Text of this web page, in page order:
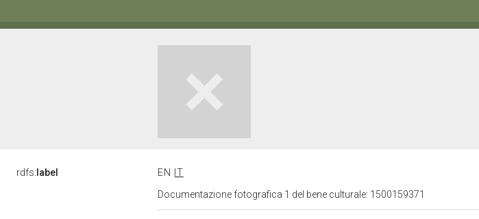
rdfs: label EN
IT
Documentazione fotografica 1 del bene culturale: 1500159371